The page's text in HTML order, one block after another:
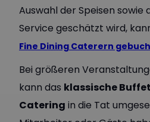
Auswahl der Speisen
Service geschätzt wird,
Fine Dining Caterern
Bei größeren
kann das klassische Buffet
Catering in die Tat